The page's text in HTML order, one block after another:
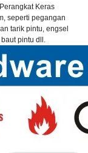
Keras
seperti pegangan
tarik pintu, engsel
pintu dll.